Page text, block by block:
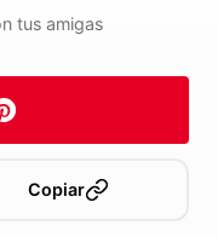
tus amigas
Copiar